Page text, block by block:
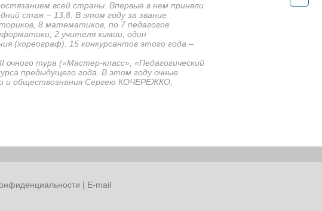
всей страны. Впервые в нем приняли
стаж – 13,8. В этом году за звание
8 математиков, по 7 педагогов
2 учителя химии, один
(хореограф). 15 конкурсантов этого года –
тура («Мастер-класс», «Педагогический
предыдущего года. В этом году очные
и обществознания Сергею КОЧЕРЕЖКО,
| E-mail